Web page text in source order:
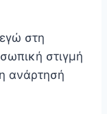
στη
στιγμή
ανάρτησή